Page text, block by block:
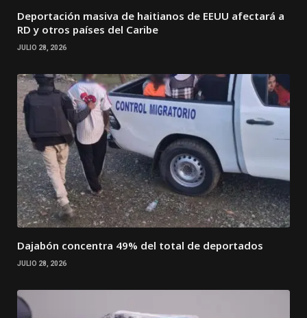
Deportación masiva de haitianos de EEUU afectará a
RD y otros países del Caribe
JULIO 28, 2026
Dajabón concentra 49% del total de deportados
JULIO 28, 2026